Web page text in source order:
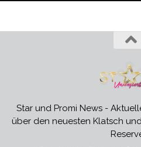
Star und Promi News -
über den neuesten Klatsch